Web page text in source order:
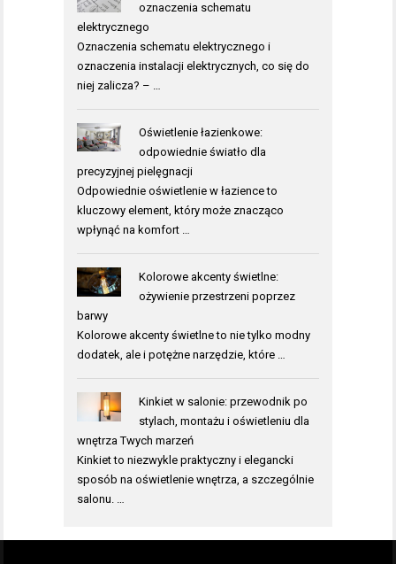
oznaczenia schematu
elektrycznego
Oznaczenia schematu elektrycznego i
oznaczenia instalacji elektrycznych, co się do
niej zalicza? – …
Oświetlenie łazienkowe:
odpowiednie światło dla
precyzyjnej pielęgnacji
Odpowiednie oświetlenie w łazience to
kluczowy element, który może znacząco
wpłynąć na komfort …
Kolorowe akcenty świetlne:
ożywienie przestrzeni poprzez
barwy
Kolorowe akcenty świetlne to nie tylko modny
dodatek, ale i potężne narzędzie, które …
Kinkiet w salonie: przewodnik po
stylach, montażu i oświetleniu dla
wnętrza Twych marzeń
Kinkiet to niezwykle praktyczny i elegancki
sposób na oświetlenie wnętrza, a szczególnie
salonu. …